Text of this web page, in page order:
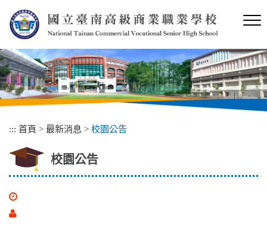
內
容
區
塊
::: 首頁 > 最新消息 > 校園公告
校園公告